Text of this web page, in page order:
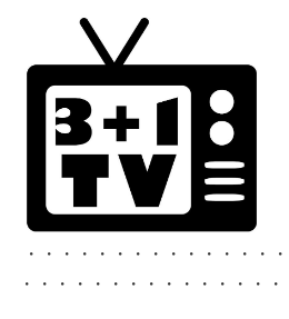
・・・・・・・・・・・・・・
・・・・・・・・・・・・・・